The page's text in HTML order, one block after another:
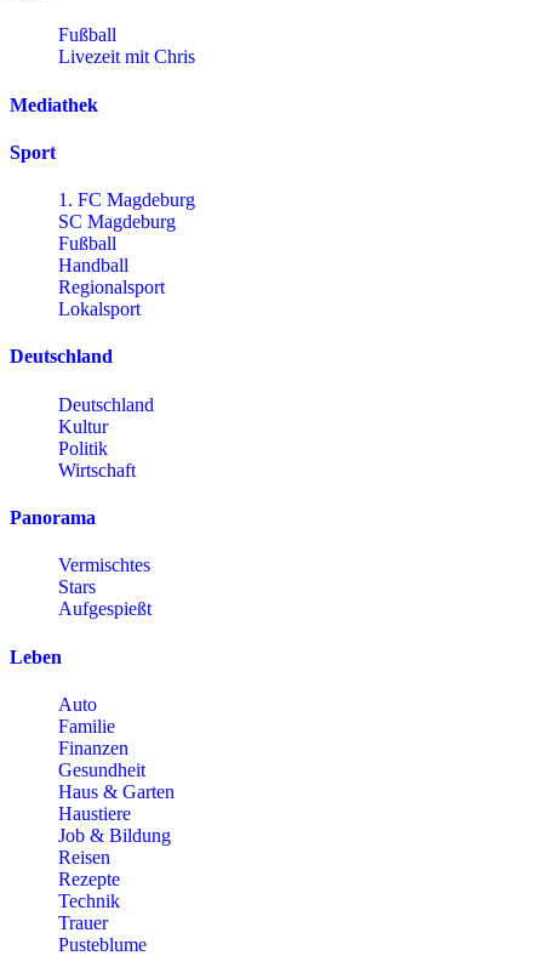
Fußball
Livezeit mit Chris
Mediathek
Sport
1. FC Magdeburg
SC Magdeburg
Fußball
Handball
Regionalsport
Lokalsport
Deutschland
Deutschland
Kultur
Politik
Wirtschaft
Panorama
Vermischtes
Stars
Aufgespießt
Leben
Auto
Familie
Finanzen
Gesundheit
Haus & Garten
Haustiere
Job & Bildung
Reisen
Rezepte
Technik
Trauer
Pusteblume